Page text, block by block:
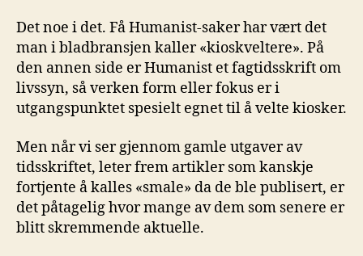
Det noe i det. Få Humanist-saker har vært det
man i bladbransjen kaller «kioskveltere». På
den annen side er Humanist et fagtidsskrift om
livssyn, så verken form eller fokus er i
utgangspunktet spesielt egnet til å velte kiosker.
Men når vi ser gjennom gamle utgaver av
tidsskriftet, leter frem artikler som kanskje
fortjente å kalles «smale» da de ble publisert, er
det påtagelig hvor mange av dem som senere er
blitt skremmende aktuelle.